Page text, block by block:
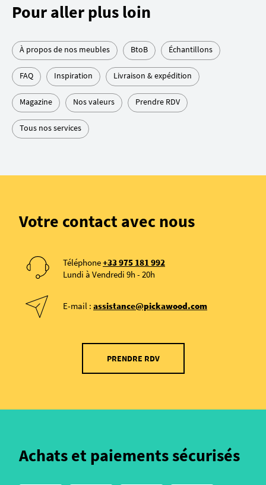
Pour aller plus loin
À propos de nos meubles BtoB Échantillons
FAQ Inspiration Livraison & expédition
Magazine Nos valeurs Prendre RDV
Tous nos services
Votre contact avec nous
Téléphone+33 975 181 992
Lundi à Vendredi 9h - 20h
E-mail : assistance@pickawood.com
PRENDRE RDV
Achats et paiements sécurisés